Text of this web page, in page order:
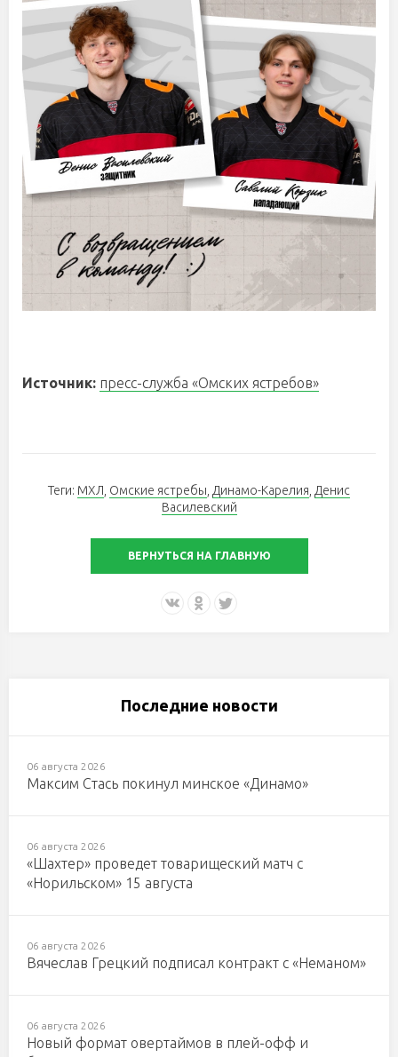
Источник: пресс-служба «Омских ястребов»
Теги: МХЛ Омские ястребы Динамо-Карелия Денис
Василевский
ВЕРНУТЬСЯ НА ГЛАВНУЮ
Последние новости
06 августа 2026
Максим Стась покинул минское «Динамо»
06 августа 2026
«Шахтер» проведет товарищеский матч с
«Норильском» 15 августа
06 августа 2026
Вячеслав Грецкий подписал контракт с «Неманом»
06 августа 2026
Новый формат овертаймов в плей-офф и